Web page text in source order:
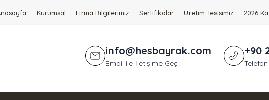
Kurumsal Firma Bilgilerimiz Sertifikalar Üretim Tesisimiz 2026
info@hesbayrak.com
Email ile İletişime Geç
+90